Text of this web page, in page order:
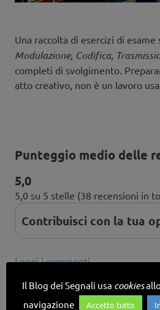
Una raccolta di esercizi di esame
Modulazione, Codifica,
completi di svolgimento.
atto creativo, non è un lavoro
Punteggio medio delle
5,0
5,0 su 5 stelle (38 recensioni in
Contribuisci con la tua
Leggi i commenti
Il Blog dei Segnali usa cookies
navigazione
Accetto tutto